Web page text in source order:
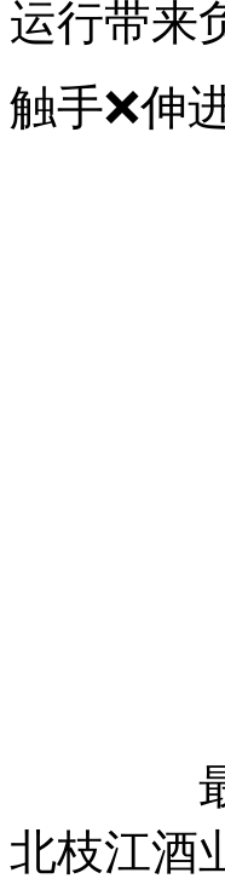
运行带来
触手❌
最近两
北枝江酒